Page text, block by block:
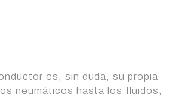
es, sin duda, su propia
neumáticos hasta los fluidos,